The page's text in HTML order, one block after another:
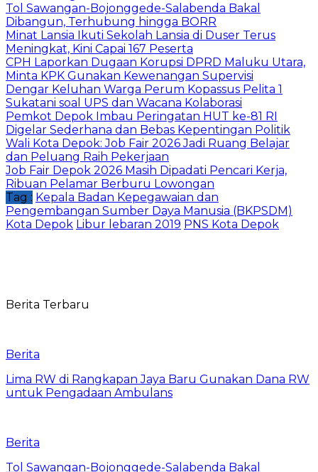
Tol Sawangan-Bojonggede-Salabenda Bakal
Dibangun, Terhubung hingga BORR
Minat Lansia Ikuti Sekolah Lansia di Duser Terus
Meningkat, Kini Capai 167 Peserta
CPH Laporkan Dugaan Korupsi DPRD Maluku Utara,
Minta KPK Gunakan Kewenangan Supervisi
Dengar Keluhan Warga Perum Kopassus Pelita 1
Sukatani soal UPS dan Wacana Kolaborasi
Pemkot Depok Imbau Peringatan HUT ke-81 RI
Digelar Sederhana dan Bebas Kepentingan Politik
Wali Kota Depok: Job Fair 2026 Jadi Ruang Belajar
dan Peluang Raih Pekerjaan
Job Fair Depok 2026 Masih Dipadati Pencari Kerja,
Ribuan Pelamar Berburu Lowongan
Tag : Kepala Badan Kepegawaian dan
Pengembangan Sumber Daya Manusia (BKPSDM)
Kota Depok Libur lebaran 2019 PNS Kota Depok
Berita Terbaru
Berita
Lima RW di Rangkapan Jaya Baru Gunakan Dana RW
untuk Pengadaan Ambulans
Berita
Tol Sawangan-Bojonggede-Salabenda Bakal